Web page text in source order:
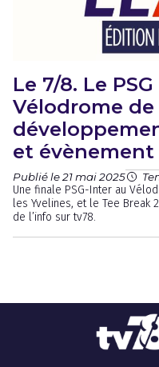
Le 7/8. Le
Vélodrome de
et
Publié le 21 mai 2025
Une finale PSG-Inter au
les Yvelines, et le Tee Break
de l’info sur tv78.